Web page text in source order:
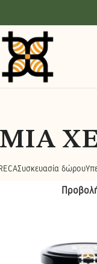
Συσκευασία δώρου